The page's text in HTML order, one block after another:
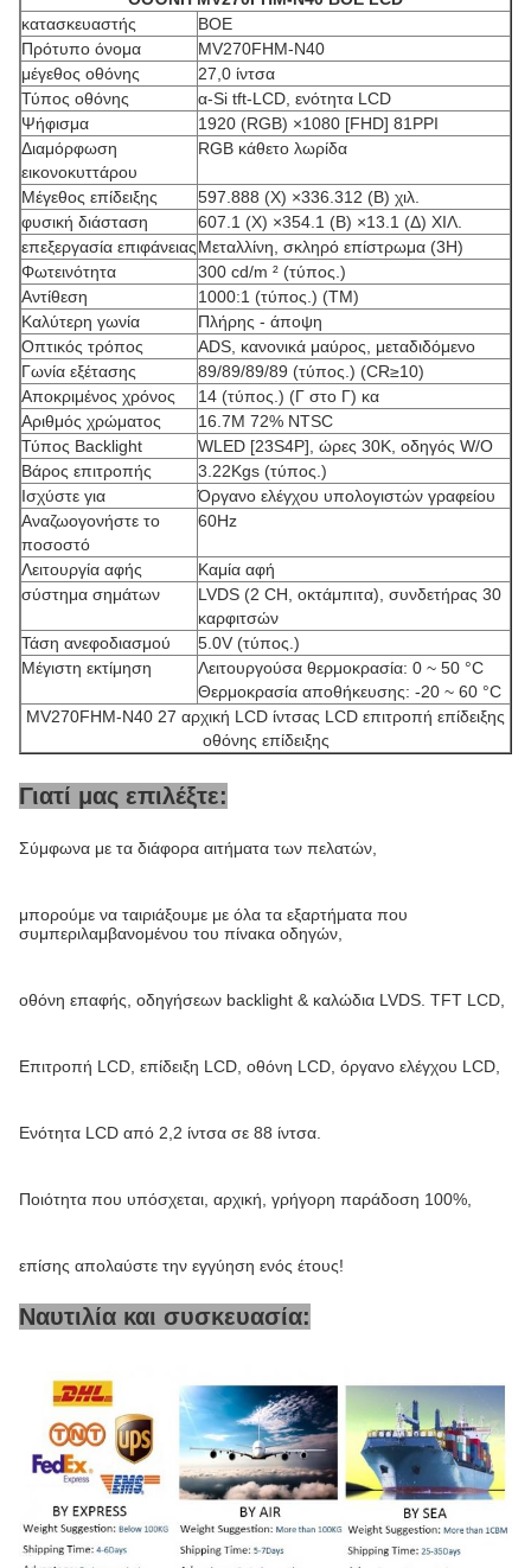
κατασκευαστής
BOE
Πρότυπο όνομα
MV270FHM-N40
μέγεθος οθόνης
27,0 ίντσα
Τύπος οθόνης
α-Si tft-LCD, ενότητα LCD
Ψήφισμα
1920 (RGB) ×1080 [FHD] 81PPI
Διαμόρφωση
εικονοκυττάρου
RGB κάθετο λωρίδα
Μέγεθος επίδειξης
597.888 (Χ) ×336.312 (Β) χιλ.
φυσική διάσταση
607.1 (Χ) ×354.1 (Β) ×13.1 (Δ) ΧΙΛ.
επεξεργασία επιφάνειαςΜεταλλίνη, σκληρό επίστρωμα (3H)
Φωτεινότητα
300 cd/m ² (τύπος.)
Αντίθεση
1000:1 (τύπος.) (TM)
Καλύτερη γωνία
Πλήρης - άποψη
Οπτικός τρόπος
ADS, κανονικά μαύρος, μεταδιδόμενο
Γωνία εξέτασης
89/89/89/89 (τύπος.) (CR≥10)
Αποκριμένος χρόνος
14 (τύπος.) (Γ στο Γ) κα
Αριθμός χρώματος
16.7M 72% NTSC
Τύπος Backlight
WLED [23S4P], ώρες 30K, οδηγός W/O
Βάρος επιτροπής
3.22Kgs (τύπος.)
Ισχύστε για
Όργανο ελέγχου υπολογιστών γραφείου
Αναζωογονήστε το
ποσοστό
60Hz
Λειτουργία αφής
Καμία αφή
σύστημα σημάτων
LVDS (2 CH, οκτάμπιτα), συνδετήρας 30
καρφιτσών
Τάση ανεφοδιασμού
5.0V (τύπος.)
Μέγιστη εκτίμηση
Λειτουργούσα θερμοκρασία: 0 ~ 50 °C
Θερμοκρασία αποθήκευσης: -20 ~ 60 °C
MV270FHM-N40 27 αρχική LCD ίντσας LCD επιτροπή επίδειξης
οθόνης επίδειξης
Γιατί μας επιλέξτε:
Σύμφωνα με τα διάφορα αιτήματα των πελατών,
μπορούμε να ταιριάξουμε με όλα τα εξαρτήματα που
συμπεριλαμβανομένου του πίνακα οδηγών,
οθόνη επαφής, οδηγήσεων backlight & καλώδια LVDS. TFT LCD,
Επιτροπή LCD, επίδειξη LCD, οθόνη LCD, όργανο ελέγχου LCD,
Ενότητα LCD από 2,2 ίντσα σε 88 ίντσα.
Ποιότητα που υπόσχεται, αρχική, γρήγορη παράδοση 100%,
επίσης απολαύστε την εγγύηση ενός έτους!
Ναυτιλία και συσκευασία: